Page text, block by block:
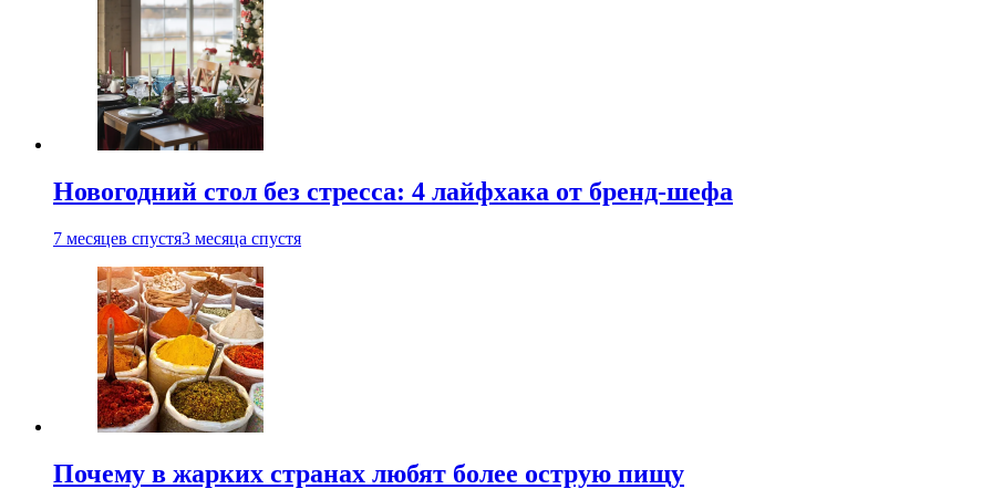
Новогодний стол без стресса: 4 лайфхака от бренд-шефа
7 месяцев спустя3 месяца спустя
Почему в жарких странах любят более острую пищу